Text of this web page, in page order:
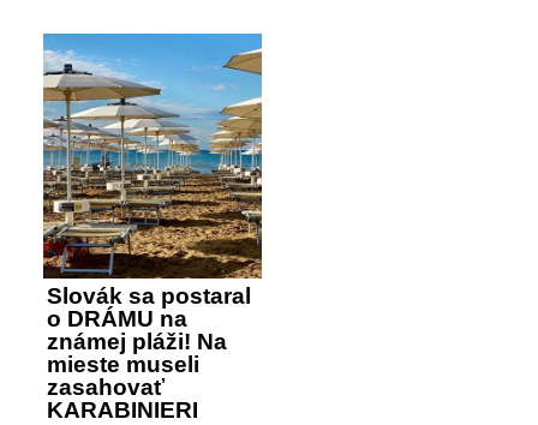
Slovák sa postaral
o DRÁMU na
známej pláži! Na
mieste museli
zasahovať
KARABINIERI